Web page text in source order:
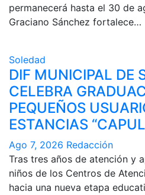
permanecerá hasta el 30 de
Graciano Sánchez fortalece…
Soledad
DIF MUNICIPAL DE
CELEBRA
PEQUEÑOS
ESTANCIAS
Ago 7, 2026 Redacción
Tras tres años de atención y
niños de los Centros de
hacia una nueva etapa